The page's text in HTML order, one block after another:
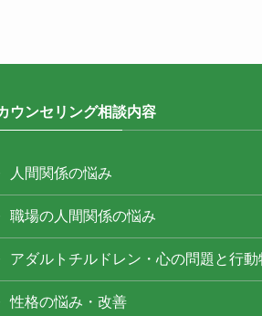
ウンセリング相談内容
人間関係の悩み
職場の人間関係の悩み
アダルトチルドレン・心の問題と行動
性格の悩み・改善